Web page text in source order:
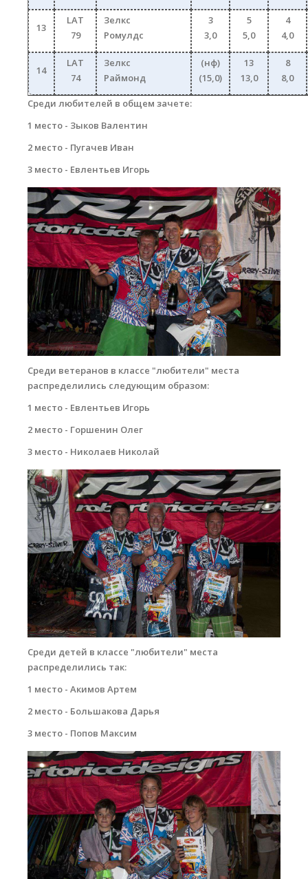
13
LAT
79
Зелкс
Ромулдс
3
3,0
5
5,0
4
4,0
14
LAT
74
Зелкс
Раймонд
(нф)
(15,0)
13
13,0
8
8,0
Среди любителей в общем зачете:
1 место - Зыков Валентин
2 место - Пугачев Иван
3 место - Евлентьев Игорь
dsc_0095_copy.jpg
Среди ветеранов в классе "любители" места
распределились следующим образом:
1 место - Евлентьев Игорь
2 место - Горшенин Олег
3 место - Николаев Николай
dsc_0081_copy.jpg
Среди детей в классе "любители" места
распределились так:
1 место - Акимов Артем
2 место - Большакова Дарья
3 место - Попов Максим
dsc_0064_copy.jpg